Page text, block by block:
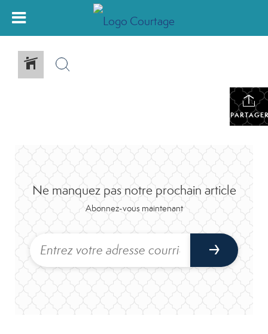
Ne manquez pas notre prochain article
Abonnez-vous maintenant